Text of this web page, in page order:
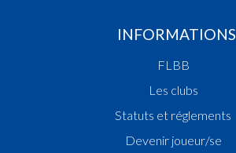
INFORMATIONS
FLBB
Les clubs
Statuts et réglements
Devenir joueur/se